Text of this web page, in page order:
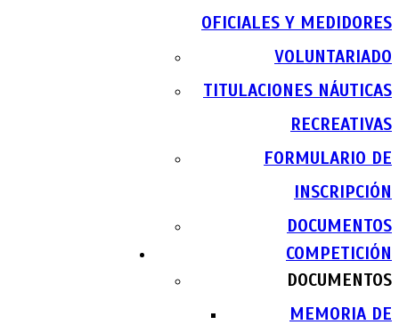
OFICIALES Y MEDIDORES
VOLUNTARIADO
TITULACIONES NÁUTICAS
RECREATIVAS
FORMULARIO DE
INSCRIPCIÓN
DOCUMENTOS
COMPETICIÓN
DOCUMENTOS
MEMORIA DE